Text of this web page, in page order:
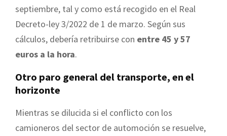
septiembre, tal y como está recogido en el Real
Decreto-ley 3/2022 de 1 de marzo. Según sus
cálculos, debería retribuirse con entre 45 y 57
euros a la hora.
Otro paro general del transporte, en el
horizonte
Mientras se dilucida si el conflicto con los
camioneros del sector de automoción se resuelve,